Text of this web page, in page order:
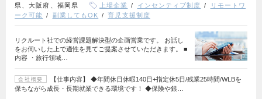
県、大阪府、福岡県
上場企業 インセンティブ制度
リモートワ
ーク可能
副業してもOK 育児支援制度
リクルート社での経営課題解決型の企画営業です。 お話し
をお伺いした上で適性を見てご提案させていただきます。 ■
内容 ・旅行領域…
会社概要
【仕事内容】 ◆年間休日休暇140日+指定休5日/残業25時間/WLBを
保ちながら成長・長期就業できる環境です！ ◆保険や銀…